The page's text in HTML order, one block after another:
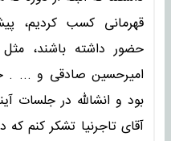
قهرمانی کسب کردیم،
حضور داشته باشند،
امیرحسین صادقی و ... ‌.
بود و انشالله در جلسات
آقای تاجرنیا تشکر کنم